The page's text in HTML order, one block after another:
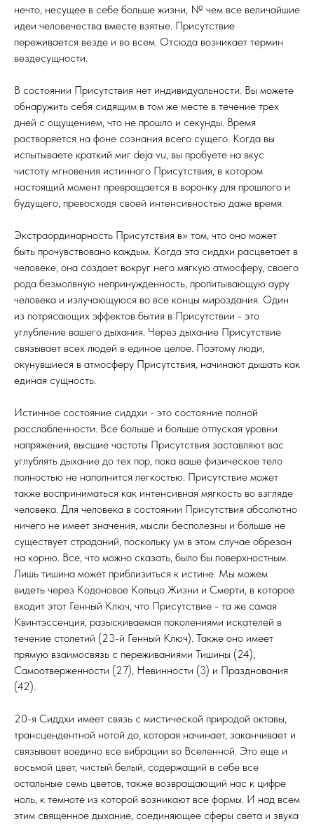
нечто, несущее в себе больше жизни, № чем все величайшие
идеи человечества вместе взятые. Присутствие
переживается везде и во всем. Отсюда возникает термин
вездесущности.
В состоянии Присутствия нет индивидуальности. Вы можете
обнаружить себя сидящим в том же месте в течение трех
дней с ощущением, что не прошло и секунды. Время
растворяется на фоне сознания всего сущего. Когда вы
испытываете краткий миг deja vu, вы пробуете на вкус
чистоту мгновения истинного Присутствия, в котором
настоящий момент превращается в воронку для прошлого и
будущего, превосходя своей интенсивностью даже время.
Экстраординарность Присутствия в» том, что оно может
быть прочувствовано каждым. Когда эта сиддхи расцветает в
человеке, она создает вокруг него мягкую атмосферу, своего
рода безмолвную непринужденность, пропитывающую ауру
человека и излучающуюся во все концы мироздания. Один
из потрясающих эффектов бытия в Присутствии - это
углубление вашего дыхания. Через дыхание Присутствие
связывает всех людей в единое целое. Поэтому люди,
окунувшиеся в атмосферу Присутствия, начинают дышать как
единая сущность.
Истинное состояние сиддхи - это состояние полной
расслабленности. Все больше и больше отпуская уровни
напряжения, высшие частоты Присутствия заставляют вас
углублять дыхание до тех пор, пока ваше физическое тело
полностью не наполнится легкостью. Присутствие может
также восприниматься как интенсивная мягкость во взгляде
человека. Для человека в состоянии Присутствия абсолютно
ничего не имеет значения, мысли бесполезны и больше не
существует страданий, поскольку ум в этом случае обрезан
на корню. Все, что можно сказать, было бы поверхностным.
Лишь тишина может приблизиться к истине. Мы можем
видеть через Кодоновое Кольцо Жизни и Смерти, в которое
входит этот Генный Ключ, что Присутствие - та же самая
Квинтэссенция, разыскиваемая поколениями искателей в
течение столетий (23-й Генный Ключ). Также оно имеет
прямую взаимосвязь с переживаниями Тишины (24),
Самоотверженности (27), Невинности (3) и Празднования
(42).
20-я Сиддхи имеет связь с мистической природой октавы,
трансцендентной нотой до, которая начинает, заканчивает и
связывает воедино все вибрации во Вселенной. Это еще и
восьмой цвет, чистый белый, содержащий в себе все
остальные семь цветов, также возвращающий нас к цифре
ноль, к темноте из которой возникают все формы. И над всем
этим священное дыхание, соединяющее сферы света и звука